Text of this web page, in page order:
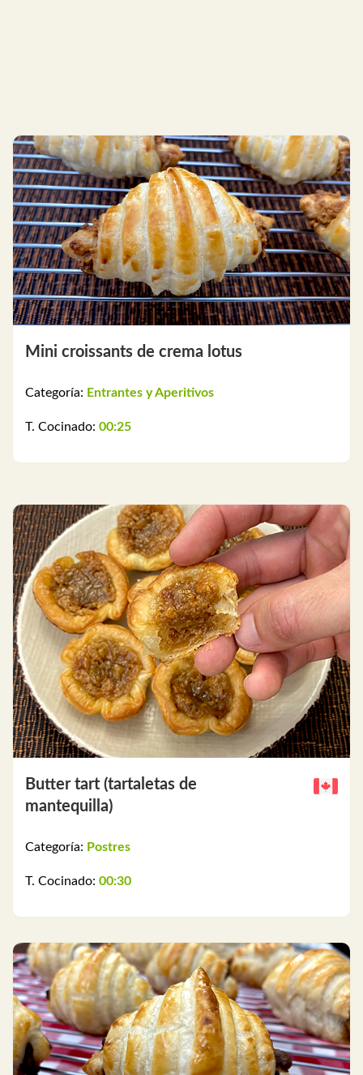
Mini croissants de crema lotus
Categoría: Entrantes y Aperitivos
T. Cocinado: 00:25
Butter tart (tartaletas de
mantequilla)
Categoría: Postres
T. Cocinado: 00:30